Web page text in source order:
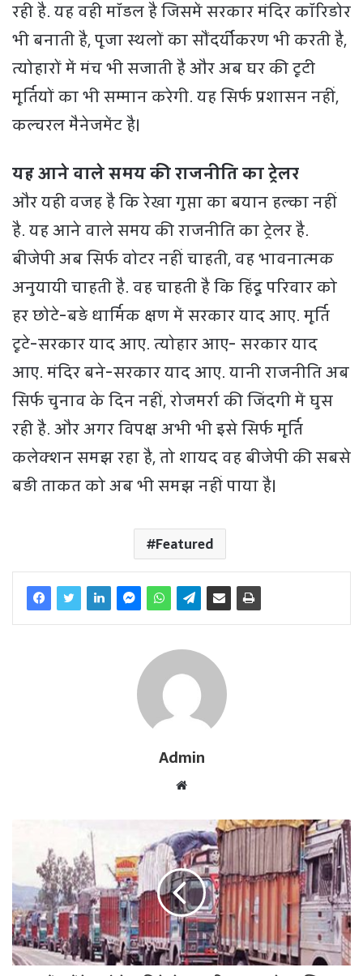
रही है. यह वही मॉडल है जिसमें सरकार मंदिर कॉरिडोर
भी बनाती है, पूजा स्थलों का सौंदर्यीकरण भी करती है,
त्योहारों में मंच भी सजाती है और अब घर की टूटी
मूर्तियों का भी सम्मान करेगी. यह सिर्फ प्रशासन नहीं,
कल्‍चरल मैनेजमेंट है।
यह आने वाले समय की राजनीति का ट्रेलर
और यही वजह है कि रेखा गुप्ता का बयान हल्का नहीं
है. यह आने वाले समय की राजनीति का ट्रेलर है.
बीजेपी अब सिर्फ वोटर नहीं चाहती, वह भावनात्मक
अनुयायी चाहती है. वह चाहती है कि हिंदू परिवार को
हर छोटे-बड़े धार्मिक क्षण में सरकार याद आए. मूर्ति
टूटे-सरकार याद आए. त्योहार आए- सरकार याद
आए. मंदिर बने-सरकार याद आए. यानी राजनीति अब
सिर्फ चुनाव के दिन नहीं, रोजमर्रा की जिंदगी में घुस
रही है. और अगर विपक्ष अभी भी इसे सिर्फ मूर्ति
कलेक्शन समझ रहा है, तो शायद वह बीजेपी की सबसे
बड़ी ताकत को अब भी समझ नहीं पाया है।
Featured
Admin
b
s
i
t
e